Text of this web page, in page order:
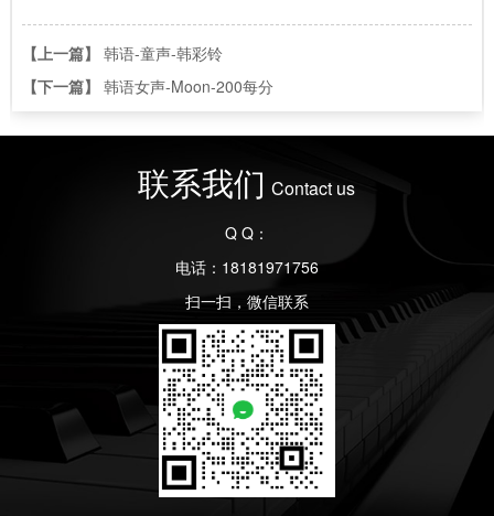
【上一篇】 韩语-童声-韩彩铃
【下一篇】 韩语女声-Moon-200每分
联系我们 Contact us
Q Q：
电话：18181971756
扫一扫，微信联系